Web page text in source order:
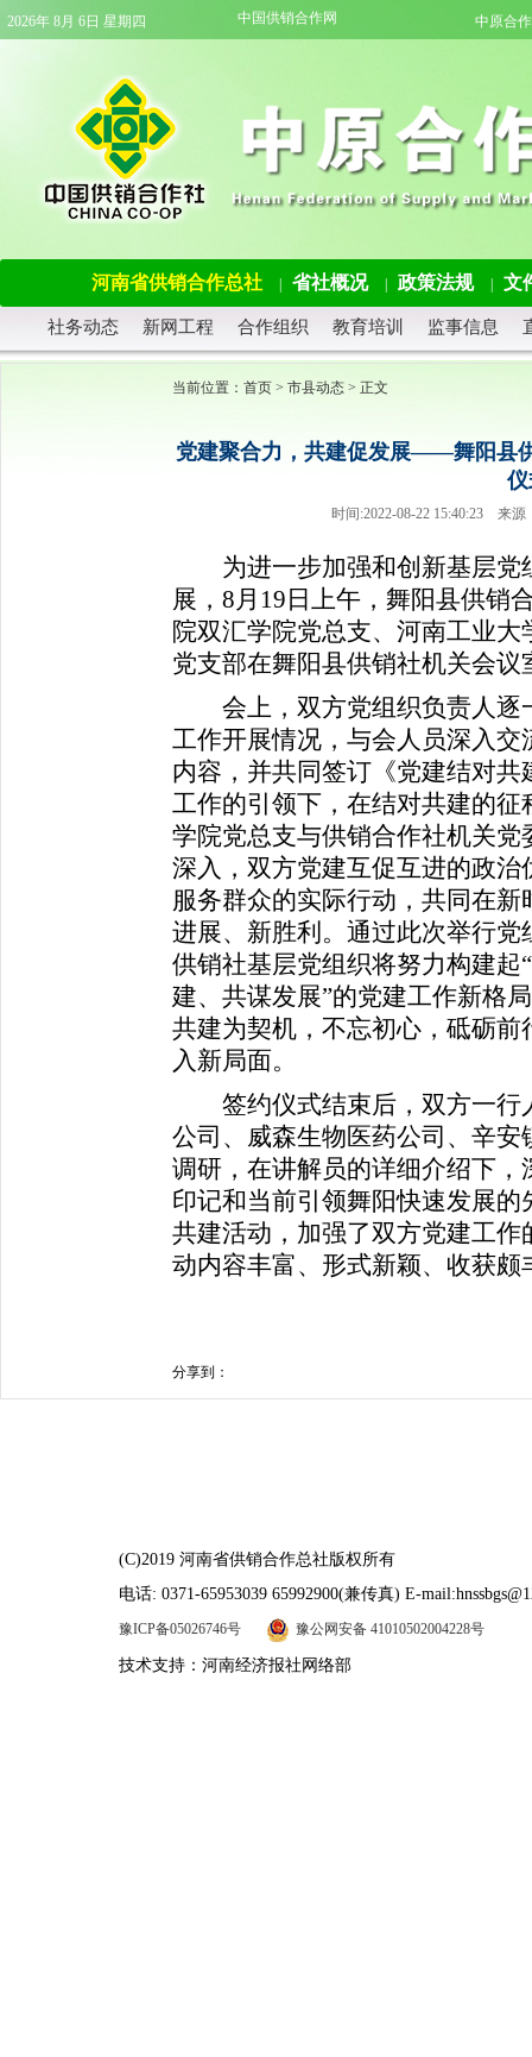
2026年 8月 6日 星期四 中国供销合作网 中原合
河南省供销合作总社 省社概况 政策法规 文
社务动态 新网工程 合作组织 教育培训 监事信息
当前位置： 首页 > 市县动态 > 正文
党建聚合力，共建促发展——舞阳县
时间:2022-08-22 15:40:23 来
为进一步加强和创新基层党
展，8月19日上午，舞阳县供销
院双汇学院党总支、河南工业
党支部在舞阳县供销社机关会
会上，双方党组织负责人逐
工作开展情况，与会人员深入
内容，并共同签订《党建结对
工作的引领下，在结对共建的
学院党总支与供销合作社机关
深入，双方党建互促互进的政
服务群众的实际行动，共同在
进展、新胜利。通过此次举行
供销社基层党组织将努力构建
建、共谋发展”的党建工作新格
共建为契机，不忘初心，砥砺
入新局面。
签约仪式结束后，双方一行
公司、威森生物医药公司、辛
调研，在讲解员的详细介绍下
印记和当前引领舞阳快速发展
共建活动，加强了双方党建工
动内容丰富、形式新颖、收获颇
分享到：
(C)2019 河南省供销合作总社版权所有
电话: 0371-65953039 65992900(兼传真) E-
豫ICP备05026746号 豫公网安备 41010502004228号
技术支持：河南经济报社网络部